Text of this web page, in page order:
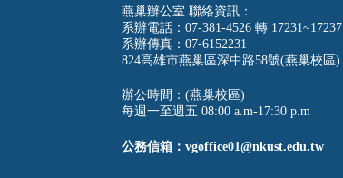
燕巢辦公室 聯絡資訊：
系辦電話：07-381-4526 轉 17231~17237
系辦傳真：07-6152231
824高雄市燕巢區深中路58號(燕巢校區)
辦公時間：(燕巢校區)
每週一至週五 08:00 a.m-17:30 p.m
公務信箱：vgoffice01@nkust.edu.tw